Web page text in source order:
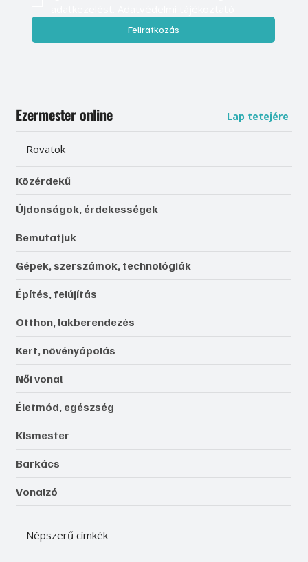
Feliratkozás
Ezermester online Lap tetejére
Rovatok
Közérdekű
Újdonságok, érdekességek
Bemutatjuk
Gépek, szerszámok, technológiák
Építés, felújítás
Otthon, lakberendezés
Kert, növényápolás
Női vonal
Életmód, egészség
Kismester
Barkács
Vonalzó
Népszerű címkék